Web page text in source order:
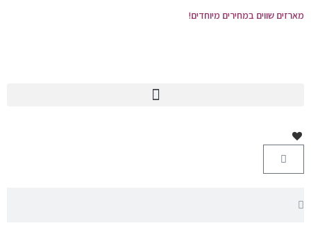
מארזים שווים במחירים מיוחדים!